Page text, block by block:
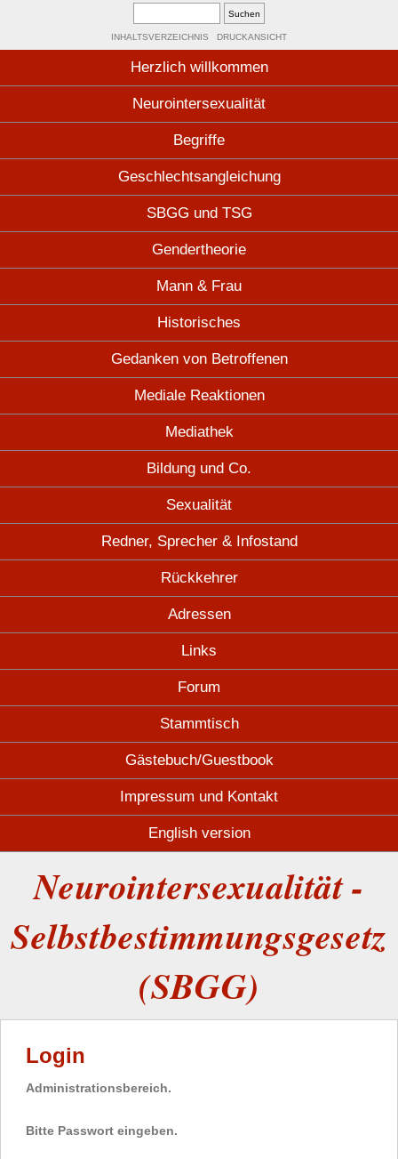
INHALTSVERZEICHNIS DRUCKANSICHT
Herzlich willkommen
Neurointersexualität
Begriffe
Geschlechtsangleichung
SBGG und TSG
Gendertheorie
Mann & Frau
Historisches
Gedanken von Betroffenen
Mediale Reaktionen
Mediathek
Bildung und Co.
Sexualität
Redner, Sprecher & Infostand
Rückkehrer
Adressen
Links
Forum
Stammtisch
Gästebuch/Guestbook
Impressum und Kontakt
English version
Neurointersexualität -
Selbstbestimmungsgesetz
(SBGG)
Login
Administrationsbereich.
Bitte Passwort eingeben.